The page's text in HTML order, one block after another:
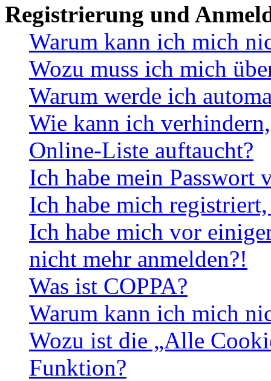
Registrierung und
Warum kann ich mich
Wozu muss ich mich
Warum werde ich
Wie kann ich
Online-Liste auftaucht?
Ich habe mein Passwort
Ich habe mich
Ich habe mich vor
nicht mehr anmelden?!
Was ist COPPA?
Warum kann ich mich
Wozu ist die „Alle
Funktion?